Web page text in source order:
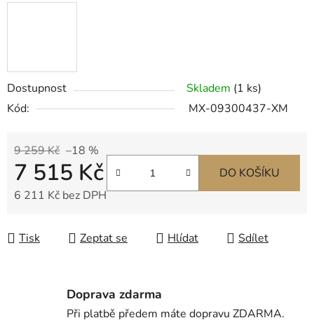
Dostupnost Skladem (1 ks)
Kód:
MX-09300437-XM
9 259 Kč –18 %
7 515 Kč
6 211 Kč bez DPH
DO KOŠÍKU
Tisk Zeptat se Hlídat Sdílet
Doprava zdarma
Při platbě předem máte dopravu ZDARMA.